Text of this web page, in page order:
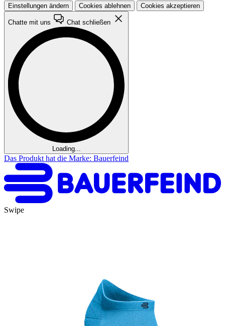
Einstellungen ändern Cookies ablehnen Cookies akzeptieren
Chatte mit uns Chat schließen
Loading...
Das Produkt hat die Marke: Bauerfeind
Swipe